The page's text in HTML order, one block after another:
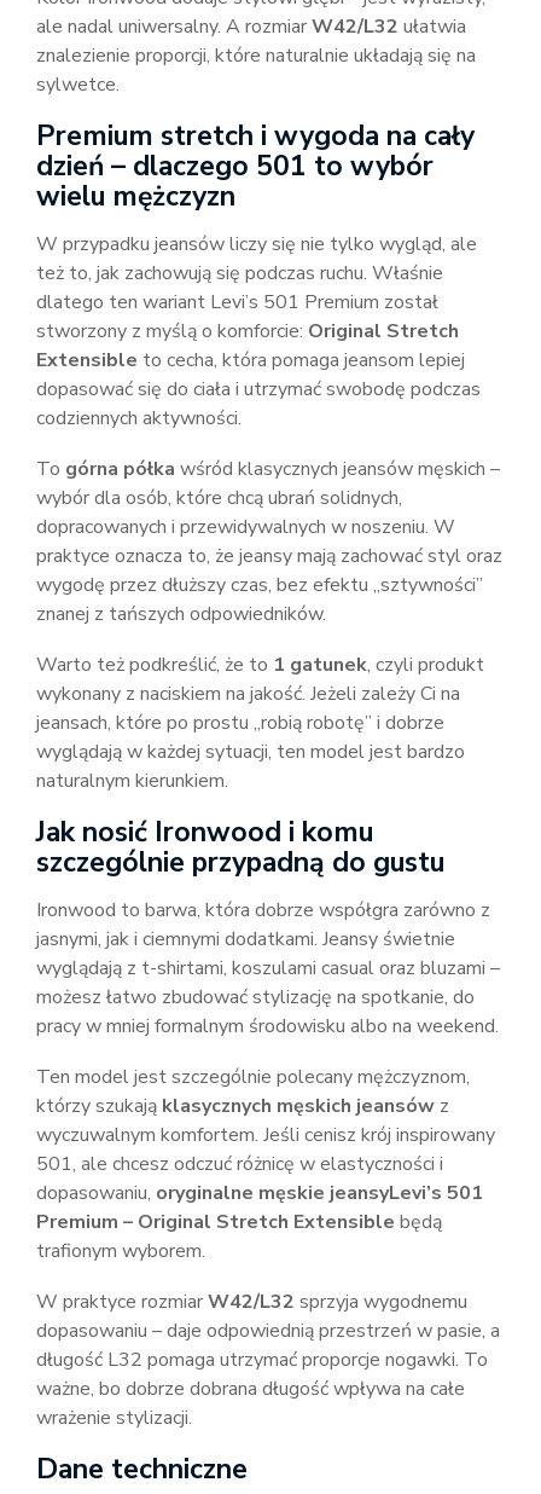
ale nadal uniwersalny. A rozmiarW42/L32 ułatwia
znalezienie proporcji, które naturalnie układają się na
sylwetce.
Premium stretch i wygoda na cały
dzień – dlaczego 501 to wybór
wielu mężczyzn
W przypadku jeansów liczy się nie tylko wygląd, ale
też to, jak zachowują się podczas ruchu. Właśnie
dlatego ten wariant Levi’s 501 Premium został
stworzony z myślą o komforcie: Original Stretch
Extensible to cecha, która pomaga jeansom lepiej
dopasować się do ciała i utrzymać swobodę podczas
codziennych aktywności.
To górna półka wśród klasycznych jeansów męskich –
wybór dla osób, które chcą ubrań solidnych,
dopracowanych i przewidywalnych w noszeniu. W
praktyce oznacza to, że jeansy mają zachować styl oraz
wygodę przez dłuższy czas, bez efektu „sztywności”
znanej z tańszych odpowiedników.
Warto też podkreślić, że to 1 gatunek, czyli produkt
wykonany z naciskiem na jakość. Jeżeli zależy Ci na
jeansach, które po prostu „robią robotę” i dobrze
wyglądają w każdej sytuacji, ten model jest bardzo
naturalnym kierunkiem.
Jak nosić Ironwood i komu
szczególnie przypadną do gustu
Ironwood to barwa, która dobrze współgra zarówno z
jasnymi, jak i ciemnymi dodatkami. Jeansy świetnie
wyglądają z t-shirtami, koszulami casual oraz bluzami –
możesz łatwo zbudować stylizację na spotkanie, do
pracy w mniej formalnym środowisku albo na weekend.
Ten model jest szczególnie polecany mężczyznom,
którzy szukają klasycznych męskich jeansów z
wyczuwalnym komfortem. Jeśli cenisz krój inspirowany
501, ale chcesz odczuć różnicę w elastyczności i
dopasowaniu, oryginalne męskie jeansyLevi’s 501
Premium – Original Stretch Extensible będą
trafionym wyborem.
W praktyce rozmiarW42/L32 sprzyja wygodnemu
dopasowaniu – daje odpowiednią przestrzeń w pasie, a
długość L32 pomaga utrzymać proporcje nogawki. To
ważne, bo dobrze dobrana długość wpływa na całe
wrażenie stylizacji.
Dane techniczne